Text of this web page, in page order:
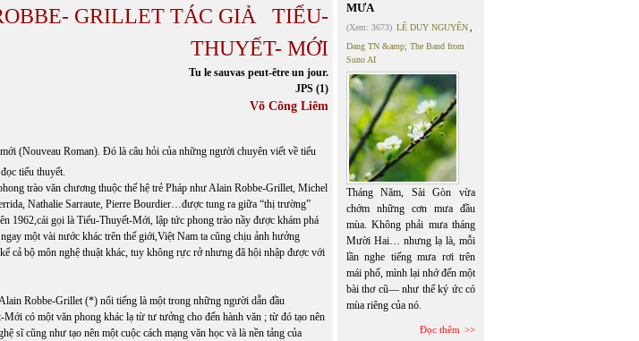
GRILLET TÁC GIẢ TIỂU-
THUYẾT- MỚI
Tu le sauvas peut-être un jour.
JPS (1)
Võ Công Liêm
(Nouveau Roman). Đó là câu hỏi của những người chuyên viết về tiểu
tiểu thuyết.
trào văn chương thuộc thế hệ trẻ Pháp như Alain Robbe-Grillet, Michel
Nathalie Sarraute, Pierre Bourdier…được tung ra giữa “thị trường”
1962,cái gọi là Tiểu-Thuyết-Mới, lập tức phong trào nầy được khám phá
một vài nước khác trên thế giới,Việt Nam ta cũng chịu ảnh hưởng
cả bộ môn nghệ thuật khác, tuy không rực rở nhưng đã hội nhập được với
Robbe-Grillet (*) nổi tiếng là một trong những người dẫn đầu
Mới có một văn phong khác lạ từ tư tưởng cho đến hành văn ; từ đó tạo nên
sĩ cũng như tạo nên một cuộc cách mạng văn học và là nền tảng của
MƯA
(Xem: 3673) LÊ DUY NGUYÊN
Dang TN &amp; The Band from
Suno AI
Tháng Năm, Sài Gòn vừa
chớm những cơn mưa đầu
mùa. Không phải mưa tháng
Mười Hai… nhưng lạ là, mỗi
lần nghe tiếng mưa rơi trên
mái phố, mình lại nhớ đến một
bài thơ cũ— như thể ký ức có
mùa riêng của nó.
Đọc thêm